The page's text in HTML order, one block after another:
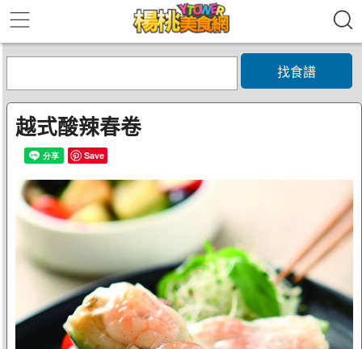
找食譜
越式酸辣春卷
Save